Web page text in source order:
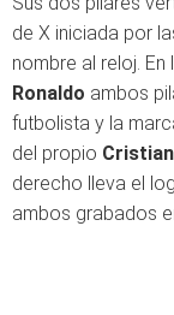
de X iniciada por
nombre al reloj.
Ronaldo ambos
futbolista y la
del propio
derecho lleva el
ambos grabados